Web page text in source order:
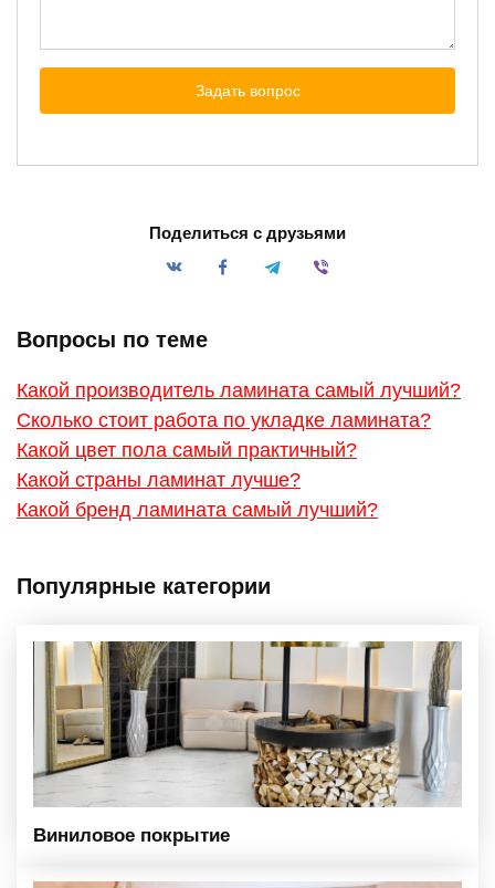
Поделиться с друзьями
Вопросы по теме
Какой производитель ламината самый лучший?
Сколько стоит работа по укладке ламината?
Какой цвет пола самый практичный?
Какой страны ламинат лучше?
Какой бренд ламината самый лучший?
Популярные категории
Виниловое покрытие